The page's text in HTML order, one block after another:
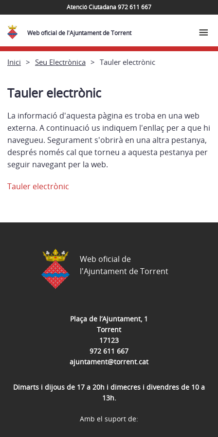
Atenció Ciutadana 972 611 667
Web oficial de l'Ajuntament de Torrent
Inici Seu Electrònica Tauler electrònic
Tauler electrònic
La informació d'aquesta pàgina es troba en una web
externa. A continuació us indiquem l'enllaç per a que hi
navegueu. Segurament s'obrirà en una altra pestanya,
després només cal que torneu a aquesta pestanya per
seguir navegant per la web.
Tauler electrònic
Plaça de l’Ajuntament, 1
Torrent
17123
972 611 667
ajuntament@torrent.cat
Dimarts i dijous de 17 a 20h i dimecres i divendres de 10 a
13h.
Web oficial de
l'Ajuntament de Torrent
Amb el suport de: